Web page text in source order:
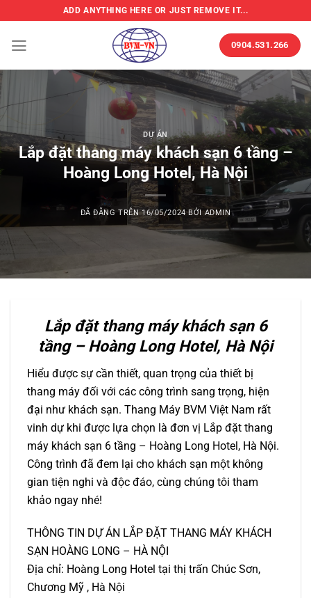
nội
ADD ANYTHING HERE OR JUST REMOVE IT...
0904.531.266
DỰ ÁN
Lắp đặt thang máy khách sạn 6 tầng –
Hoàng Long Hotel, Hà Nội
ĐÃ ĐĂNG TRÊN16/05/2024 BỞIADMIN
Lắp đặt thang máy khách sạn 6
tầng – Hoàng Long Hotel, Hà Nội
Hiểu được sự cần thiết, quan trọng của thiết bị
thang máy đối với các công trình sang trọng, hiện
đại như khách sạn. Thang Máy BVM Việt Nam rất
vinh dự khi được lựa chọn là đơn vị Lắp đặt thang
máy khách sạn 6 tầng – Hoàng Long Hotel, Hà Nội.
Công trình đã đem lại cho khách sạn một không
gian tiện nghi và độc đáo, cùng chúng tôi tham
khảo ngay nhé!
THÔNG TIN DỰ ÁN LẮP ĐẶT THANG MÁY KHÁCH
SẠN HOÀNG LONG – HÀ NỘI
Địa chỉ: Hoàng Long Hotel tại thị trấn Chúc Sơn,
Chương Mỹ , Hà Nội